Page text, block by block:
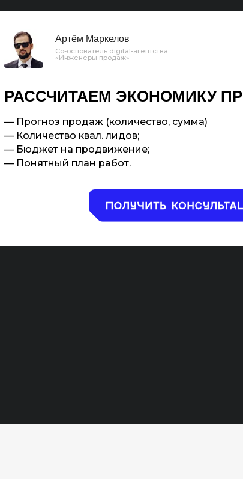
Со-основатель digital-агентства
«Инженеры продаж»
Артём Маркелов
РАССЧИТАЕМ ЭКОНОМИКУ
— Прогноз продаж (количество, сумма)
— Количество квал. лидов;
— Бюджет на продвижение;
— Понятный план работ.